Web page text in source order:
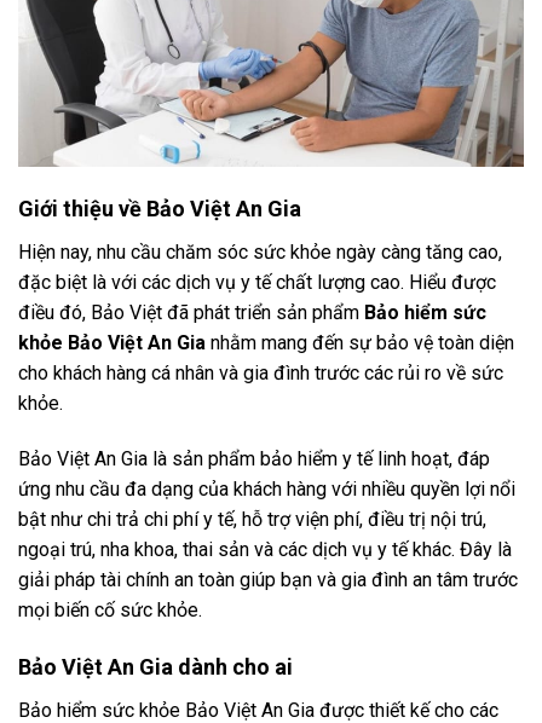
Giới thiệu về Bảo Việt An Gia
Hiện nay, nhu cầu chăm sóc sức khỏe ngày càng tăng cao,
đặc biệt là với các dịch vụ y tế chất lượng cao. Hiểu được
điều đó, Bảo Việt đã phát triển sản phẩm Bảo hiểm sức
khỏe Bảo Việt An Gia nhằm mang đến sự bảo vệ toàn diện
cho khách hàng cá nhân và gia đình trước các rủi ro về sức
khỏe.
Bảo Việt An Gia là sản phẩm bảo hiểm y tế linh hoạt, đáp
ứng nhu cầu đa dạng của khách hàng với nhiều quyền lợi nổi
bật như chi trả chi phí y tế, hỗ trợ viện phí, điều trị nội trú,
ngoại trú, nha khoa, thai sản và các dịch vụ y tế khác. Đây là
giải pháp tài chính an toàn giúp bạn và gia đình an tâm trước
mọi biến cố sức khỏe.
Bảo Việt An Gia dành cho ai
Bảo hiểm sức khỏe Bảo Việt An Gia được thiết kế cho các